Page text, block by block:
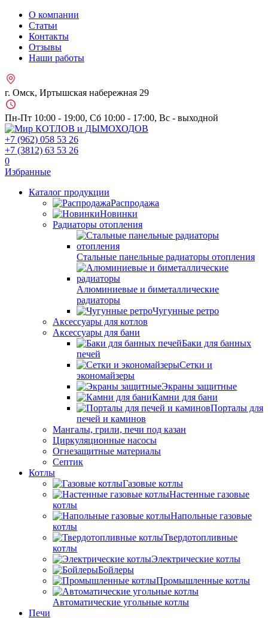
О компании
Статьи
Контакты
Отзывы
Наши работы
г. Омск, Иртышская набережная 29
Пн-Пт 10:00 - 19:00, Сб 10:00 - 17:00, Вс - выходной
+7 (962) 058 53 26
+7 (3812) 63 53 26
0
Избранные
Каталог продукции
Распродажа
Новинки
Радиаторы отопления
Стальные панельные радиаторы отопления
Алюминиевые и биметаллические
радиаторы
Чугунные ретро
Аксессуары для котлов
Аксессуары для бани
Баки для банных
печей
Сетки и
экономайзеры
Экраны защитные
Камни для бани
Порталы для
печей и каминов
Мангалы, грили, печи под казан
Циркуляционные насосы
Огнезащитные материалы
Септик
Котлы
Газовые котлы
Настенные газовые
котлы
Напольные газовые
котлы
Твердотопливные
котлы
Электрические котлы
Бойлеры
Промышленные котлы
Автоматические угольные котлы
Печи